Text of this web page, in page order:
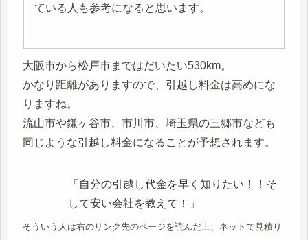
ている人も参考になると思います。
大阪市から松戸市まではだいたい530km。
かなり距離がありますので、引越し料金は高めにな
りますね。
流山市や鎌ヶ谷市、市川市、埼玉県の三郷市なども
同じような引越し料金になることが予想されます。
「自分の引越し代金を早く知りたい！！そ
して安い会社を教えて！」
そういう人は右のリンク先のページを読んだ上、ネットで見積り